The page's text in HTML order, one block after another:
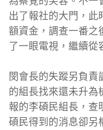
出了報社的大門，此
額資金，調查一番之
了一眼電視，繼續從
閔會長的失蹤另負責
的組長找來還未升為
報的李碩民組長，查
碩民得到的消息卻另